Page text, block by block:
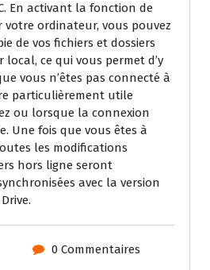
En activant la fonction de
ordinateur, vous pouvez
de vos fichiers et dossiers
ce qui vous permet d’y
vous n’êtes pas connecté à
particulièrement utile
ou lorsque la connexion
Une fois que vous êtes à
les modifications
hors ligne seront
avec la version
0 Commentaires